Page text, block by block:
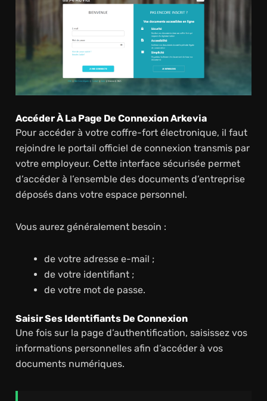
Accéder À La Page De Connexion Arkevia
Pour accéder à votre coffre-fort électronique, il faut
rejoindre le portail officiel de connexion transmis par
votre employeur. Cette interface sécurisée permet
d’accéder à l’ensemble des documents d’entreprise
déposés dans votre espace personnel.
Vous aurez généralement besoin :
de votre adresse e-mail ;
de votre identifiant ;
de votre mot de passe.
Saisir Ses Identifiants De Connexion
Une fois sur la page d’authentification, saisissez vos
informations personnelles afin d’accéder à vos
documents numériques.